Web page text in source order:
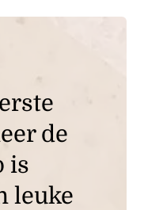
de
is
leuke